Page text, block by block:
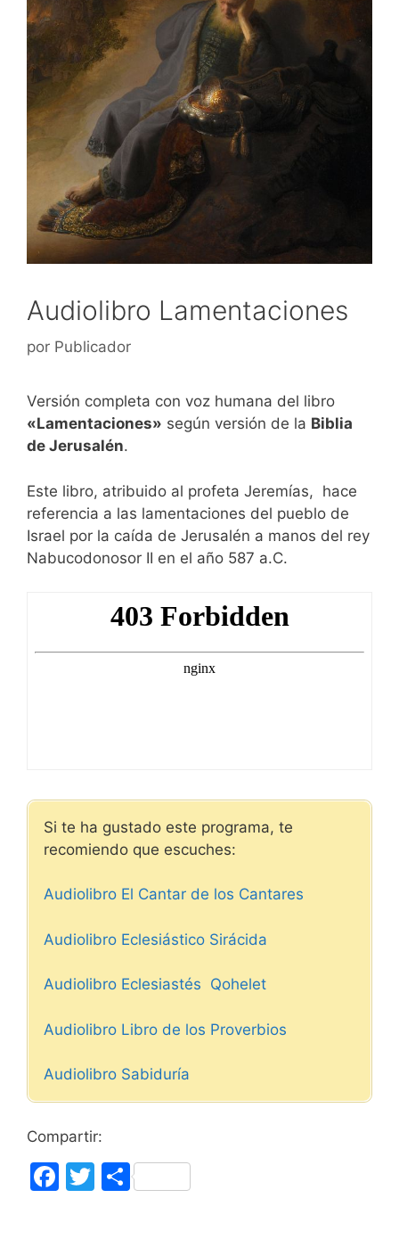
Audiolibro Lamentaciones
por Publicador
Versión completa con voz humana del libro
«Lamentaciones» según versión de la Biblia
de Jerusalén.
Este libro, atribuido al profeta Jeremías, hace
referencia a las lamentaciones del pueblo de
Israel por la caída de Jerusalén a manos del rey
Nabucodonosor II en el año 587 a.C.
Si te ha gustado este programa, te
recomiendo que escuches:
Audiolibro El Cantar de los Cantares
Audiolibro Eclesiástico Sirácida
Audiolibro Eclesiastés Qohelet
Audiolibro Libro de los Proverbios
Audiolibro Sabiduría
Compartir:
F
T C